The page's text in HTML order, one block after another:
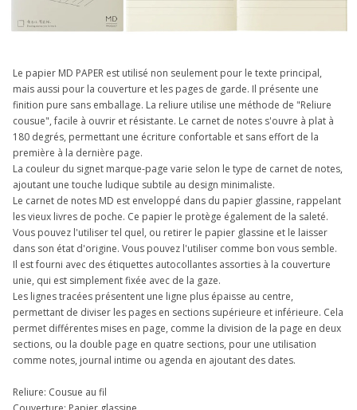
Le papier MD PAPER est utilisé non seulement pour le texte principal,
mais aussi pour la couverture et les pages de garde. Il présente une
finition pure sans emballage. La reliure utilise une méthode de "Reliure
cousue", facile à ouvrir et résistante. Le carnet de notes s'ouvre à plat à
180 degrés, permettant une écriture confortable et sans effort de la
première à la dernière page.
La couleur du signet marque-page varie selon le type de carnet de notes,
ajoutant une touche ludique subtile au design minimaliste.
Le carnet de notes MD est enveloppé dans du papier glassine, rappelant
les vieux livres de poche. Ce papier le protège également de la saleté.
Vous pouvez l'utiliser tel quel, ou retirer le papier glassine et le laisser
dans son état d'origine. Vous pouvez l'utiliser comme bon vous semble.
Il est fourni avec des étiquettes autocollantes assorties à la couverture
unie, qui est simplement fixée avec de la gaze.
Les lignes tracées présentent une ligne plus épaisse au centre,
permettant de diviser les pages en sections supérieure et inférieure. Cela
permet différentes mises en page, comme la division de la page en deux
sections, ou la double page en quatre sections, pour une utilisation
comme notes, journal intime ou agenda en ajoutant des dates.
Reliure: Cousue au fil